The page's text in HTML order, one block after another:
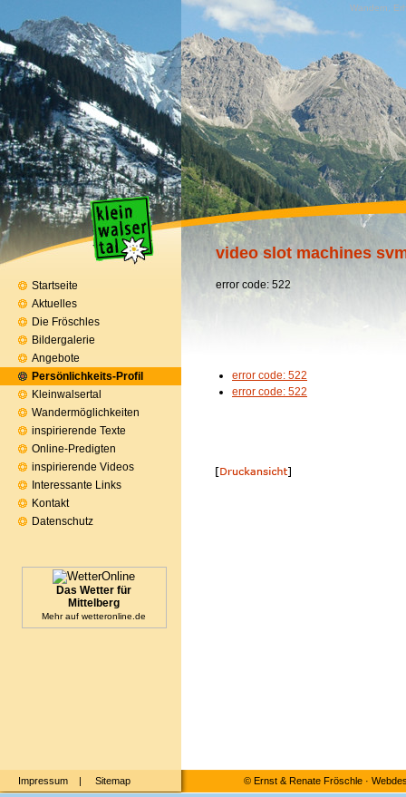
Wandern,
video slot machines
error code: 522
error code: 522
error code: 522
Startseite
Aktuelles
Die Fröschles
Bildergalerie
Angebote
Persönlichkeits-Profil
Kleinwalsertal
Wandermöglichkeiten
inspirierende Texte
Online-Predigten
inspirierende Videos
Interessante Links
Kontakt
Datenschutz
Das Wetter für
Mittelberg
Mehr auf wetteronline.de
Impressum | Sitemap © Ernst & Renate Fröschle·